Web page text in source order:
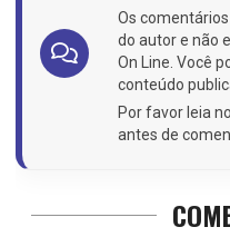
Os
do autor e não
On Line. Você
conteúdo
Por favor leia
antes de